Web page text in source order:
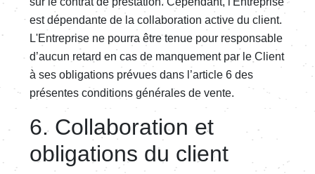
est dépendante de la collaboration active du client.
L'Entreprise ne pourra être tenue pour responsable
d’aucun retard en cas de manquement par le Client
à ses obligations prévues dans l’article 6 des
présentes conditions générales de vente.
6. Collaboration et
obligations du client